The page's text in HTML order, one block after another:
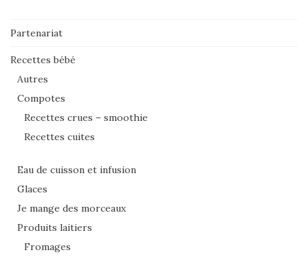
Partenariat
Recettes bébé
Autres
Compotes
Recettes crues – smoothie
Recettes cuites
Eau de cuisson et infusion
Glaces
Je mange des morceaux
Produits laitiers
Fromages